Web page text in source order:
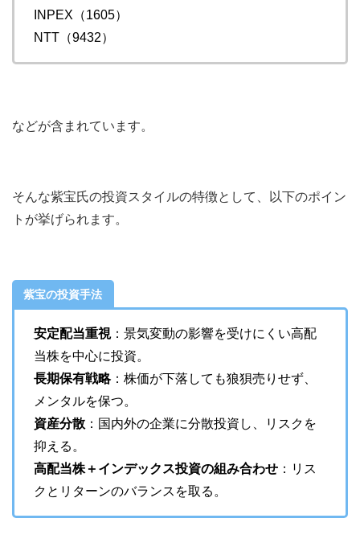
INPEX（1605）
NTT（9432）
などが含まれています。
そんな紫宝氏の投資スタイルの特徴として、以下のポイン
トが挙げられます。
紫宝の投資手法
安定配当重視：景気変動の影響を受けにくい高配
当株を中心に投資。
長期保有戦略：株価が下落しても狼狽売りせず、
メンタルを保つ。
資産分散 ：国内外の企業に分散投資し、リスクを
抑える。
高配当株＋インデックス投資の組み合わせ ：リス
クとリターンのバランスを取る。